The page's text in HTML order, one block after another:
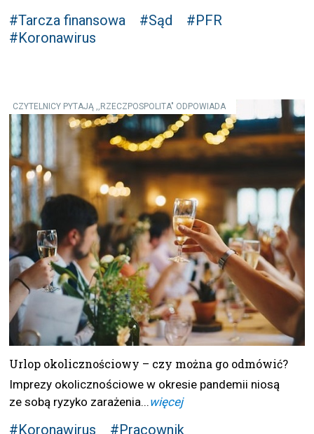
#Tarcza finansowa #Sąd
#PFR
#Koronawirus
CZYTELNICY PYTAJĄ ,,RZECZPOSPOLITA" ODPOWIADA
Urlop okolicznościowy – czy można go odmówić?
Imprezy okolicznościowe w okresie pandemii niosą
ze sobą ryzyko zarażenia... więcej
#Koronawirus
#Pracownik